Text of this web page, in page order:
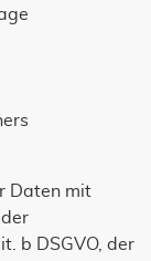
Daten mit
b DSGVO, der